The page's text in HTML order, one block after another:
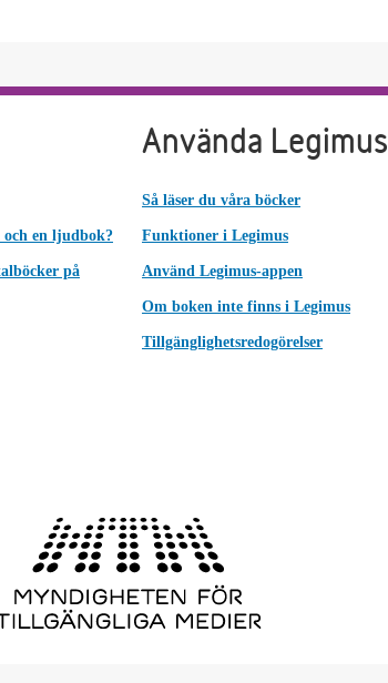
en ljudbok?
på
Använda Legimus
Så läser du våra böcker
Funktioner i Legimus
Använd Legimus-appen
Om boken inte finns i Legimus
Tillgänglighetsredogörelser